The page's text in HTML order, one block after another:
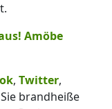
Amöbe
, Twitter,
brandheiße